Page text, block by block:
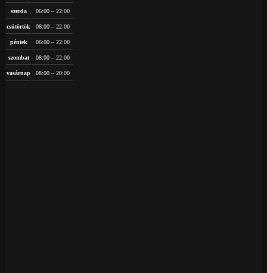
szerda 06:00 – 22:00
csütörtök 06:00 – 22:00
péntek 06:00 – 22:00
szombat 08:00 – 22:00
vasárnap 08:00 – 20:00